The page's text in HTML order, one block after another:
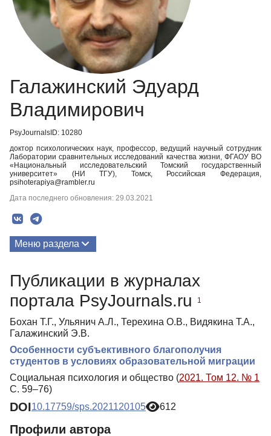
Галажинский Эдуард
Владимирович
PsyJournalsID: 10280
доктор психологических наук, профессор, ведущий научный сотрудник
Лаборатории сравнительных исследований качества жизни, ФГАОУ ВО
«Национальный исследовательский Томский государственный
университет» (НИ ТГУ), Томск, Российская Федерация,
psihoterapiya@rambler.ru
Дата последнего обновления: 29.03.2021
Меню раздела
Публикации в журналах
портала PsyJournals.ru
1
Бохан Т.Г., Ульянич А.Л., Терехина О.В., Видякина Т.А.,
Галажинский Э.В.
Особенности субъективного благополучия
студентов в условиях образовательной миграции
Социальная психология и общество (2021. Том 12. № 1
С. 59–76)
DOI10.17759/sps.2021120105 612
Профили автора